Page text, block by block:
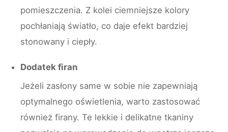
pomieszczenia. Z kolei ciemniejsze kolory
pochłaniają światło, co daje efekt bardziej
stonowany i ciepły.
Dodatek firan
Jeżeli zasłony same w sobie nie zapewniają
optymalnego oświetlenia, warto zastosować
również firany. Te lekkie i delikatne tkaniny